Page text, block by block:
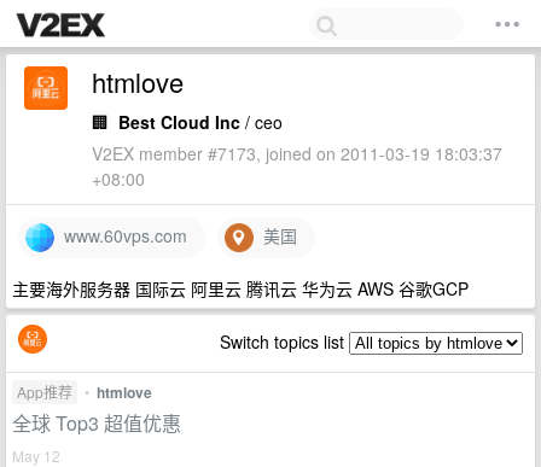
htmlove
🏢 Best Cloud Inc / ceo
V2EX member #7173, joined on 2011-03-19 18:03:37
+08:00
www.60vps.com 美国
主要海外服务器 国际云 阿里云 腾讯云 华为云 AWS 谷歌GCP
Switch topics list
App推荐 • htmlove
全球 Top3 超值优惠
May 12